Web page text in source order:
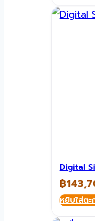
Digital
฿
หยิบใส่ตะ